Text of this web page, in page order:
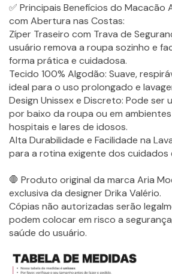
✅ Principais Benefícios do Macacão
com Abertura nas Costas:
Zíper Traseiro com Trava de
usuário remova a roupa sozinho e
forma prática e cuidadosa.
Tecido 100% Algodão: Suave,
ideal para o uso prolongado e
Design Unissex e Discreto: Pode ser
por baixo da roupa ou em
hospitais e lares de idosos.
Alta Durabilidade e Facilidade na
para a rotina exigente dos cuidados
🛑 Produto original da marca Aria
exclusiva da designer Drika Valério.
Cópias não autorizadas serão
podem colocar em risco a
saúde do usuário.